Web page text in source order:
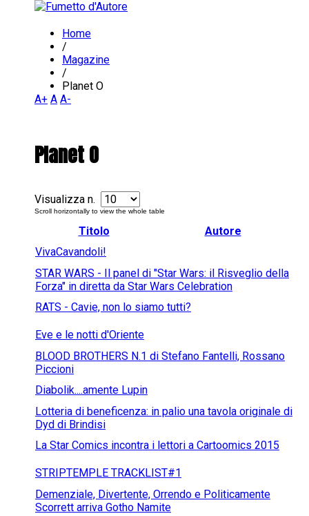
Home
/
Magazine
/
Planet O
A+ A A-
Planet O
Visualizza n.
Titolo
Autore
VivaCavandoli!
STAR WARS - Il panel di "Star Wars: il Risveglio della
Forza" in diretta da Star Wars Celebration
RATS - Cavie, non lo siamo tutti?
Eve e le notti d'Oriente
BLOOD BROTHERS N.1 di Stefano Fantelli, Rossano
Piccioni
Diabolik....amente Lupin
Lotteria di beneficenza: in palio una tavola originale di
Dyd di Brindisi
La Star Comics incontra i lettori a Cartoomics 2015
STRIPTEMPLE TRACKLIST#1
Demenziale, Divertente, Orrendo e Politicamente
Scorrett arriva Gotho Namite